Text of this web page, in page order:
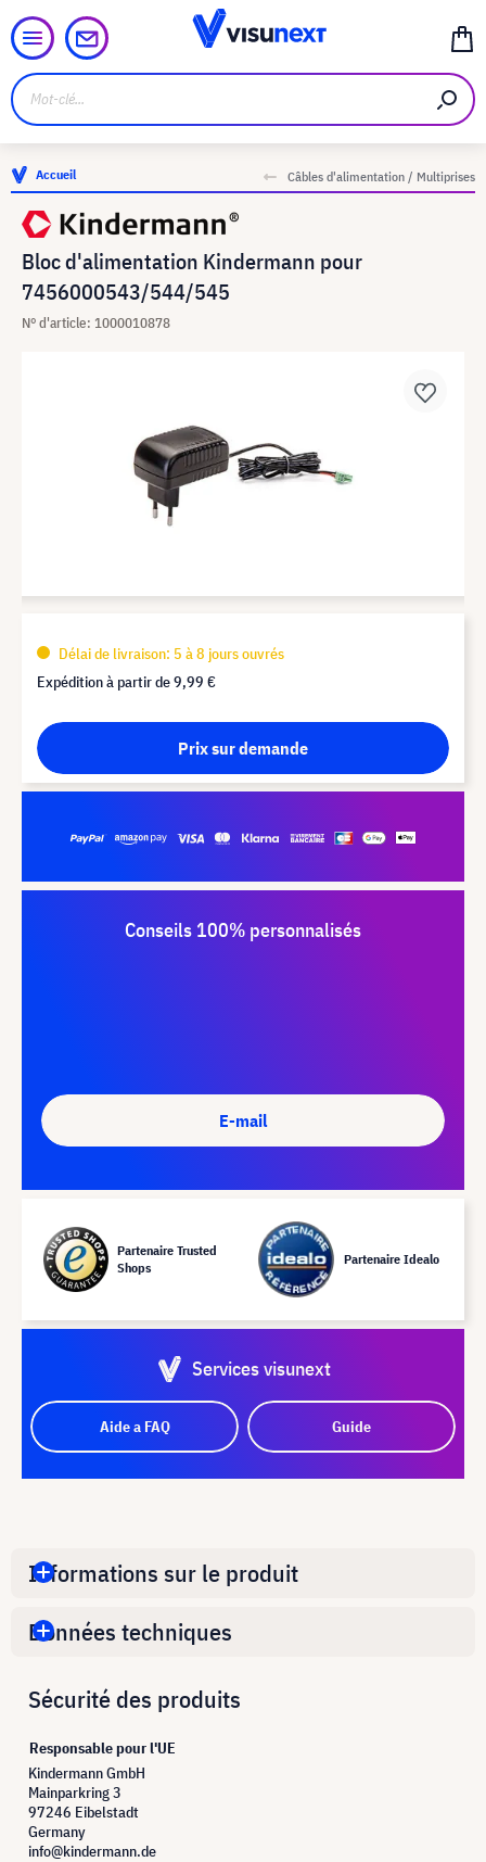
Accueil Câbles d'alimentation / Multiprises
Bloc d'alimentation Kindermann pour
7456000543/544/545
N° d'article: 1000010878
Délai de livraison: 5 à 8 jours ouvrés
Expédition à partir de9,99 €
Prix sur demande
Conseils 100% personnalisés
E-mail
Partenaire Trusted
Shops
Partenaire Idealo
Services visunext
Aide a FAQ Guide
Informations sur le produit
Données techniques
Sécurité des produits
Responsable pour l'UE
Kindermann GmbH
Mainparkring 3
97246 Eibelstadt
Germany
info@kindermann.de